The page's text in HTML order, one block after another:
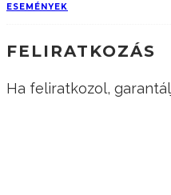
ESEMÉNYEK
FELIRATKOZÁS
Ha feliratkozol,